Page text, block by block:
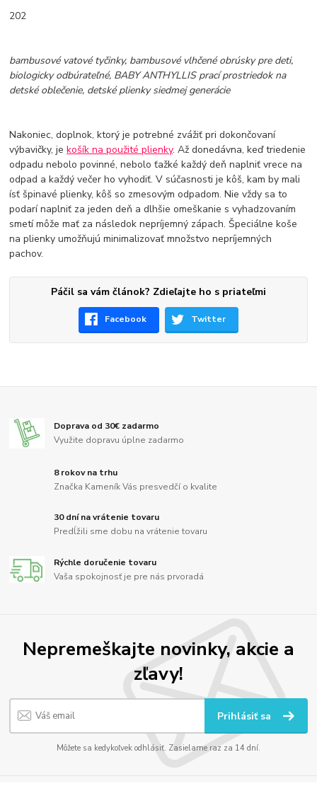
202
bambusové vatové tyčinky, bambusové vlhčené obrúsky pre deti,
biologicky odbúrateľné, BABY ANTHYLLIS prací prostriedok na
detské oblečenie, detské plienky siedmej generácie
Nakoniec, doplnok, ktorý je potrebné zvážiť pri dokončovaní
výbavičky, jekošík na použité plienky. Až donedávna, keď triedenie
odpadu nebolo povinné, nebolo ťažké každý deň naplniť vrece na
odpad a každý večer ho vyhodiť. V súčasnosti je kôš, kam by mali
ísť špinavé plienky, kôš so zmesovým odpadom. Nie vždy sa to
podarí naplniť za jeden deň a dlhšie omeškanie s vyhadzovaním
smetí môže mať za následok nepríjemný zápach. Špeciálne koše
na plienky umožňujú minimalizovať množstvo nepríjemných
pachov.
Páčil sa vám článok? Zdieľajte ho s priateľmi
Facebook Twitter
Doprava od 30€ zadarmo
Využite dopravu úplne zadarmo
8 rokov na trhu
Značka Kameník Vás presvedčí o kvalite
30 dní na vrátenie tovaru
Predĺžili sme dobu na vrátenie tovaru
Rýchle doručenie tovaru
Vaša spokojnosť je pre nás prvoradá
Nepremeškajte novinky, akcie a
zľavy!
Prihlásiť sa
Môžete sa kedykoľvek odhlásiť. Zasielame raz za 14 dní.